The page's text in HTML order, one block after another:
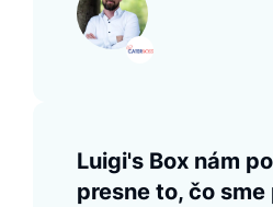
Luigi's Box nám
presne to, čo